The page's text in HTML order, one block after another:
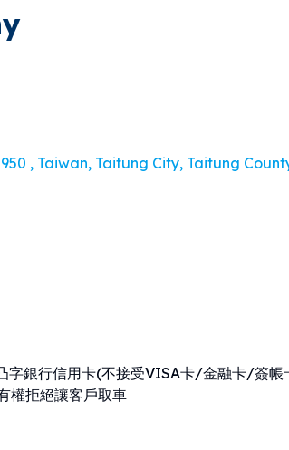
, Taiwan, Taitung City, Taitung
字銀行信用卡(不接受VISA卡/金融卡/簽帳
權拒絕讓客戶取車